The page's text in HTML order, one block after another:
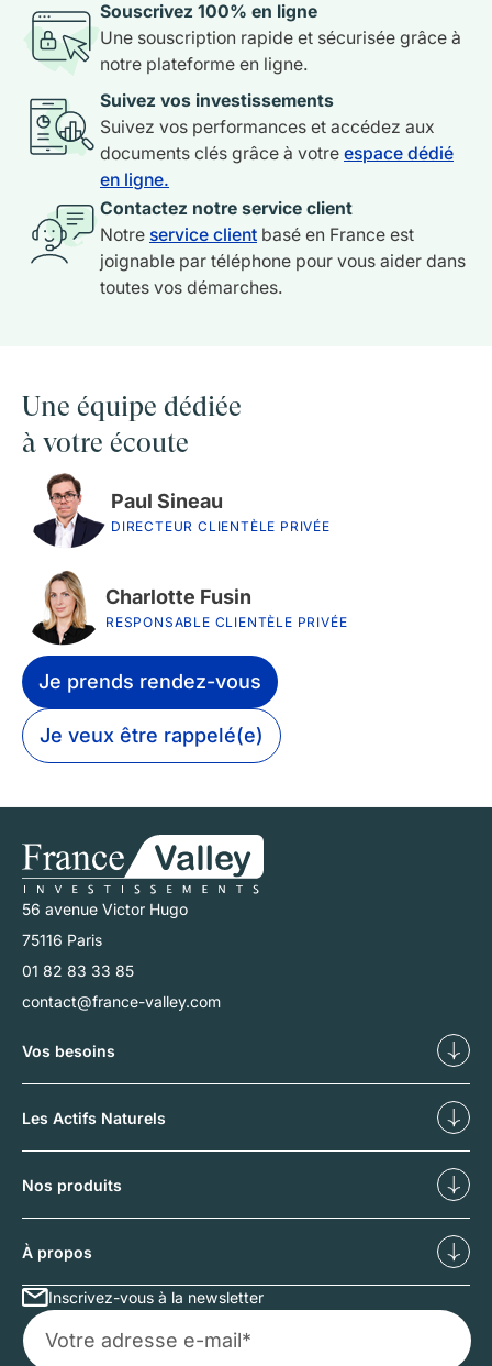
Souscrivez 100% en ligne
Une souscription rapide et sécurisée grâce à
notre plateforme en ligne.
Suivez vos investissements
Suivez vos performances et accédez aux
documents clés grâce à votre espace dédié
en ligne.
Contactez notre service client
Notre service client basé en France est
joignable par téléphone pour vous aider dans
toutes vos démarches.
Une équipe dédiée
à votre écoute
Paul Sineau
DIRECTEUR CLIENTÈLE PRIVÉE
Charlotte Fusin
RESPONSABLE CLIENTÈLE PRIVÉE
Je prends rendez-vous
Je veux être rappelé(e)
56 avenue Victor Hugo
75116 Paris
01 82 83 33 85
contact@france-valley.com
Vos besoins
Les Actifs Naturels
Nos produits
À propos
Qui sommes-nous ?
Inscrivez-vous à la newsletter